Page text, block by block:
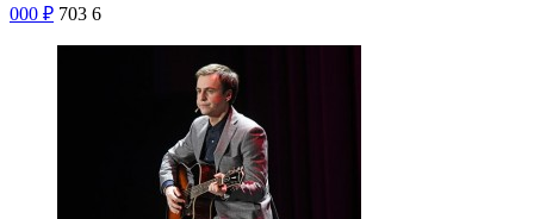
000 ₽ 703 6